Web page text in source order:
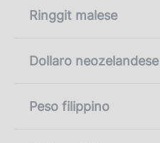
Ringgit malese
Dollaro neozelandese
Peso filippino